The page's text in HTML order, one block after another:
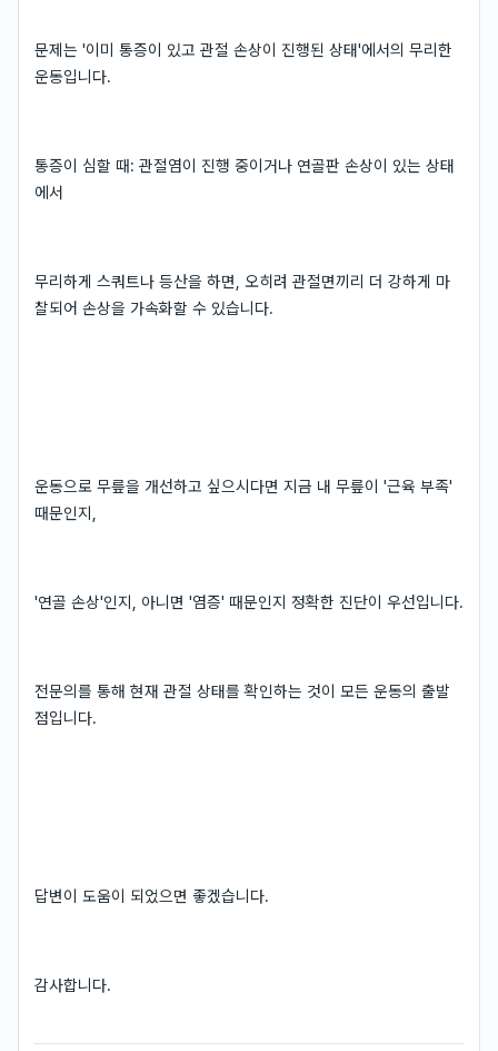
문제는 '이미 통증이 있고 관절 손상이 진행된 상태'에서의 무리한
운동입니다.
통증이 심할 때: 관절염이 진행 중이거나 연골판 손상이 있는 상태
에서
무리하게 스쿼트나 등산을 하면, 오히려 관절면끼리 더 강하게 마
찰되어 손상을 가속화할 수 있습니다.
운동으로 무릎을 개선하고 싶으시다면 지금 내 무릎이 '근육 부족'
때문인지,
'연골 손상'인지, 아니면 '염증' 때문인지 정확한 진단이 우선입니다.
전문의를 통해 현재 관절 상태를 확인하는 것이 모든 운동의 출발
점입니다.
답변이 도움이 되었으면 좋겠습니다.
감사합니다.